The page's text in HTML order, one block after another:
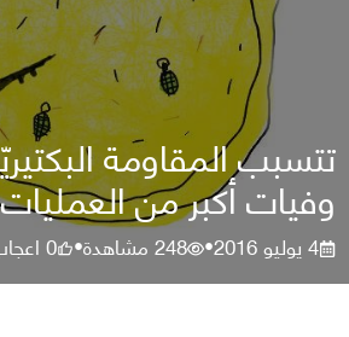
تتسبب المقاومة
وفيات أكبر من العمليات
4 يوليو 2016 •
248مشاهدة•
0